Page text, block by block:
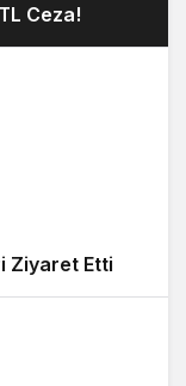
Ceza!
Ziyaret Etti